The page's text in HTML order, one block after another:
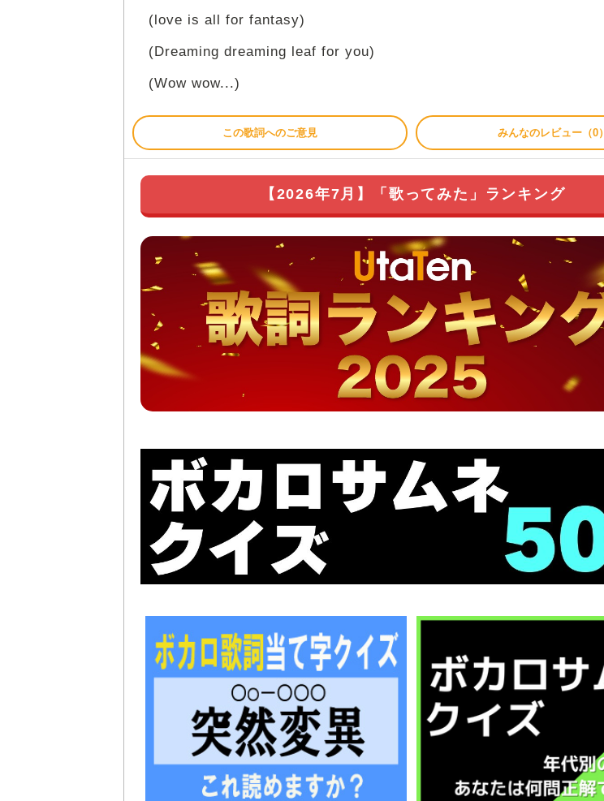
(love is all for fantasy)
(Dreaming dreaming leaf for you)
(Wow wow...)
この歌詞へのご意見 みんなのレビュー（0）
【2026年7月】「歌ってみた」ランキング